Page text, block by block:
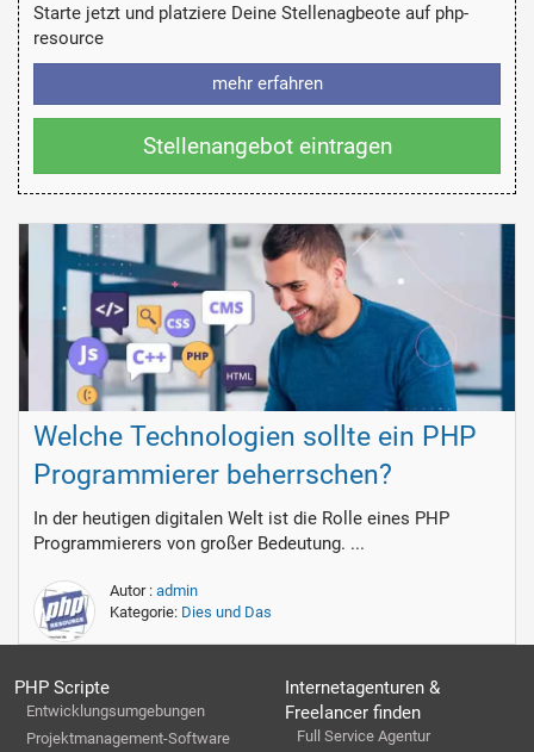
Starte jetzt und platziere Deine Stellenagbeote auf php-
resource
mehr erfahren
Stellenangebot eintragen
Welche Technologien sollte ein PHP
Programmierer beherrschen?
In der heutigen digitalen Welt ist die Rolle eines PHP
Programmierers von großer Bedeutung. ...
Autor : admin
Kategorie: Dies und Das
PHP Scripte
Entwicklungsumgebungen
Projektmanagement-Software
Internetagenturen &
Freelancer finden
Full Service Agentur